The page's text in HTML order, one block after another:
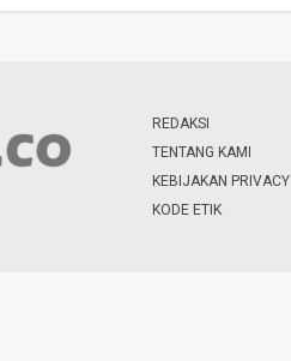
REDAKSI
TENTANG KAMI
KEBIJAKAN PRIVACY
KODE ETIK